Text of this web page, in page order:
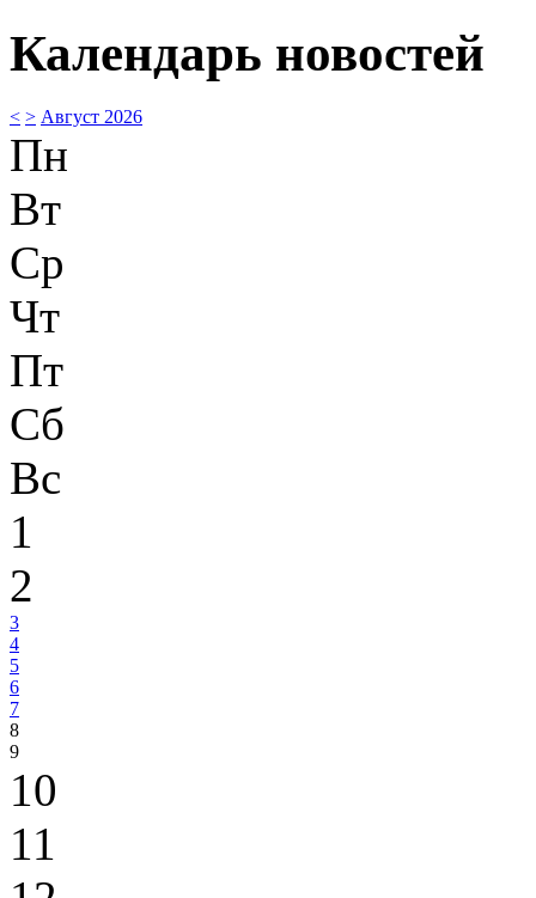
Календарь новостей
< > Август 2026
Пн
Вт
Ср
Чт
Пт
Сб
Вс
1
2
3
4
5
6
7
8
9
10
11